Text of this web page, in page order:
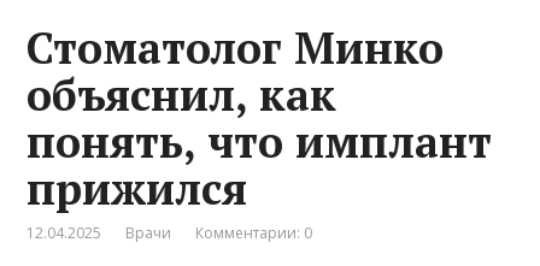
Стоматолог Минко
объяснил, как
понять, что имплант
прижился
12.04.2025 Врачи Комментарии: 0